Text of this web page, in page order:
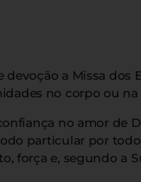
a Missa dos
no corpo ou na
no amor de
particular por
força e, segundo a